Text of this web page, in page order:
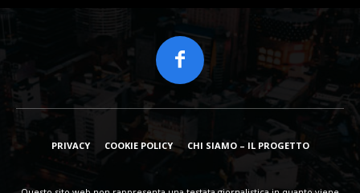
PRIVACY COOKIE POLICY CHI SIAMO – IL PROGETTO